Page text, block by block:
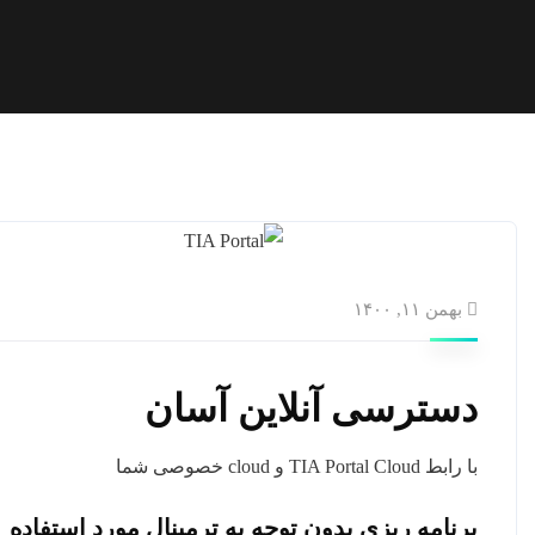
بهمن ۱۱, ۱۴۰۰
دسترسی آنلاین آسان
با رابط TIA Portal Cloud و cloud خصوصی شما
برنامه ریزی بدون توجه به ترمینال مورد استفاده